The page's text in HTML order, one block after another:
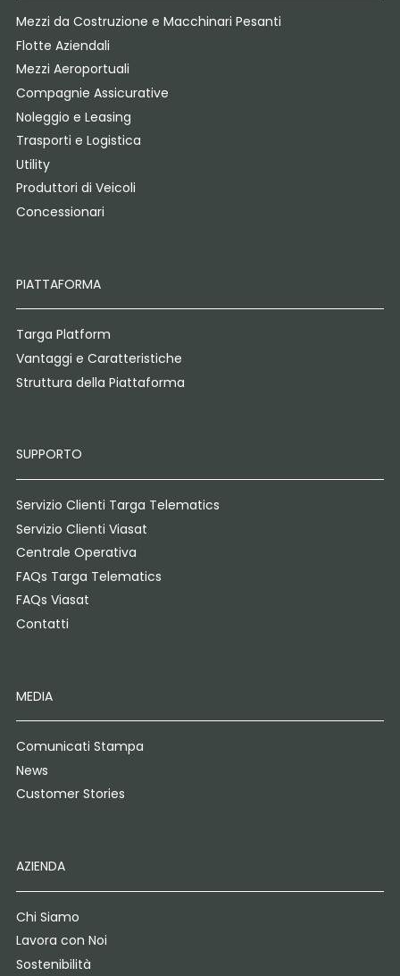
Mezzi da Costruzione e Macchinari Pesanti
Flotte Aziendali
Mezzi Aeroportuali
Compagnie Assicurative
Noleggio e Leasing
Trasporti e Logistica
Utility
Produttori di Veicoli
Concessionari
PIATTAFORMA
Targa Platform
Vantaggi e Caratteristiche
Struttura della Piattaforma
SUPPORTO
Servizio Clienti Targa Telematics
Servizio Clienti Viasat
Centrale Operativa
FAQs Targa Telematics
FAQs Viasat
Contatti
MEDIA
Comunicati Stampa
News
Customer Stories
AZIENDA
Chi Siamo
Lavora con Noi
Sostenibilità